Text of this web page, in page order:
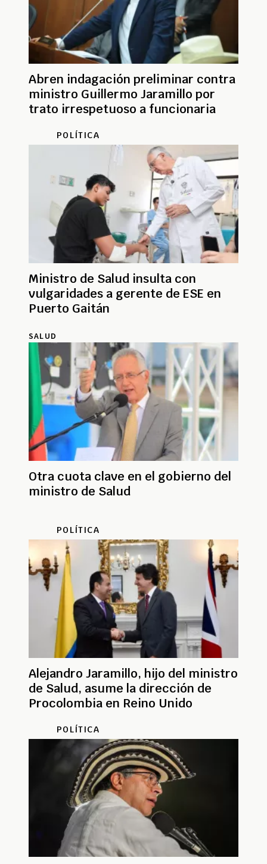
Abren indagación preliminar contra
ministro Guillermo Jaramillo por
trato irrespetuoso a funcionaria
POLÍTICA
Ministro de Salud insulta con
vulgaridades a gerente de ESE en
Puerto Gaitán
SALUD
Otra cuota clave en el gobierno del
ministro de Salud
POLÍTICA
Alejandro Jaramillo, hijo del ministro
de Salud, asume la dirección de
Procolombia en Reino Unido
POLÍTICA